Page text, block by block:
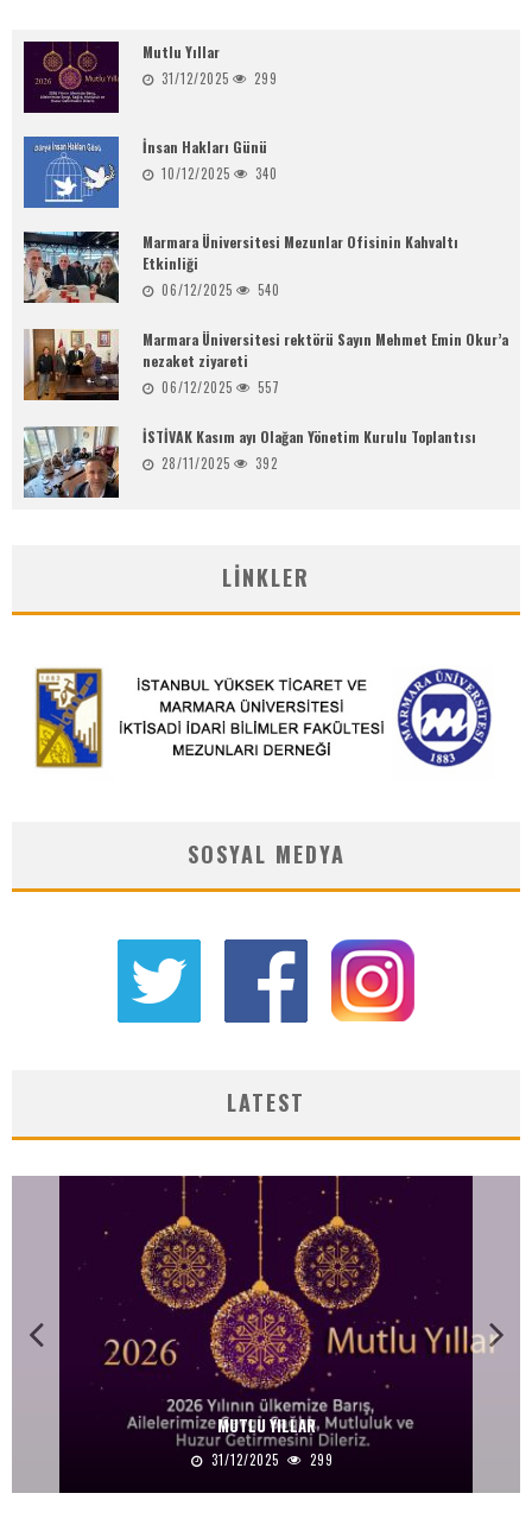
Mutlu Yıllar
31/12/2025 299
İnsan Hakları Günü
10/12/2025 340
Marmara Üniversitesi Mezunlar Ofisinin Kahvaltı
Etkinliği
06/12/2025 540
Marmara Üniversitesi rektörü Sayın Mehmet Emin Okur’a
nezaket ziyareti
06/12/2025 557
İSTİVAK Kasım ayı Olağan Yönetim Kurulu Toplantısı
28/11/2025 392
LINKLER
SOSYAL MEDYA
LATEST
MUTLU YILLAR
31/12/2025 299